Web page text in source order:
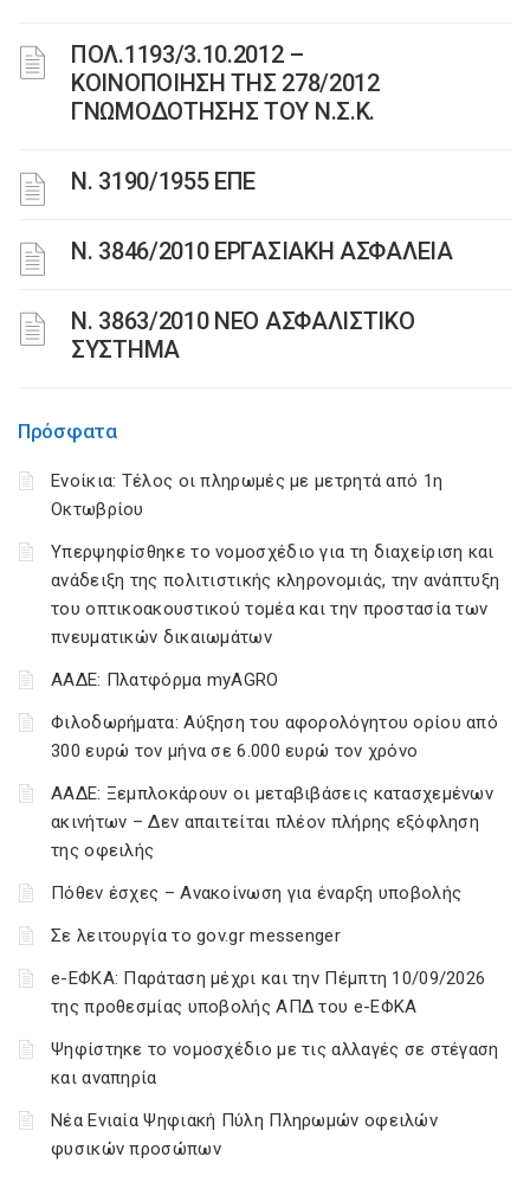
ΠΟΛ.1193/3.10.2012 –
ΚΟΙΝΟΠΟΙΗΣΗ ΤΗΣ 278/2012
ΓΝΩΜΟΔΟΤΗΣΗΣ ΤΟΥ Ν.Σ.Κ.
Ν. 3190/1955 ΕΠΕ
Ν. 3846/2010 ΕΡΓΑΣΙΑΚΗ ΑΣΦΑΛΕΙΑ
N. 3863/2010 ΝΕΟ ΑΣΦΑΛΙΣΤΙΚΟ
ΣΥΣΤΗΜΑ
Πρόσφατα
Ενοίκια: Τέλος οι πληρωμές με μετρητά από 1η
Οκτωβρίου
Υπερψηφίσθηκε το νομοσχέδιο για τη διαχείριση και
ανάδειξη της πολιτιστικής κληρονομιάς, την ανάπτυξη
του οπτικοακουστικού τομέα και την προστασία των
πνευματικών δικαιωμάτων
ΑΑΔΕ: Πλατφόρμα myAGRO
Φιλοδωρήματα: Αύξηση του αφορολόγητου ορίου από
300 ευρώ τον μήνα σε 6.000 ευρώ τον χρόνο
ΑΑΔΕ: Ξεμπλοκάρουν οι μεταβιβάσεις κατασχεμένων
ακινήτων – Δεν απαιτείται πλέον πλήρης εξόφληση
της οφειλής
Πόθεν έσχες – Ανακοίνωση για έναρξη υποβολής
Σε λειτουργία το gov.gr messenger
e-ΕΦΚΑ: Παράταση μέχρι και την Πέμπτη 10/09/2026
της προθεσμίας υποβολής ΑΠΔ του e-ΕΦΚΑ
Ψηφίστηκε το νομοσχέδιο με τις αλλαγές σε στέγαση
και αναπηρία
Νέα Ενιαία Ψηφιακή Πύλη Πληρωμών οφειλών
φυσικών προσώπων